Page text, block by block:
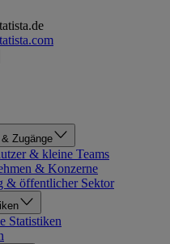
Zugänge
& kleine Teams
& Konzerne
& öffentlicher Sektor
Statistiken